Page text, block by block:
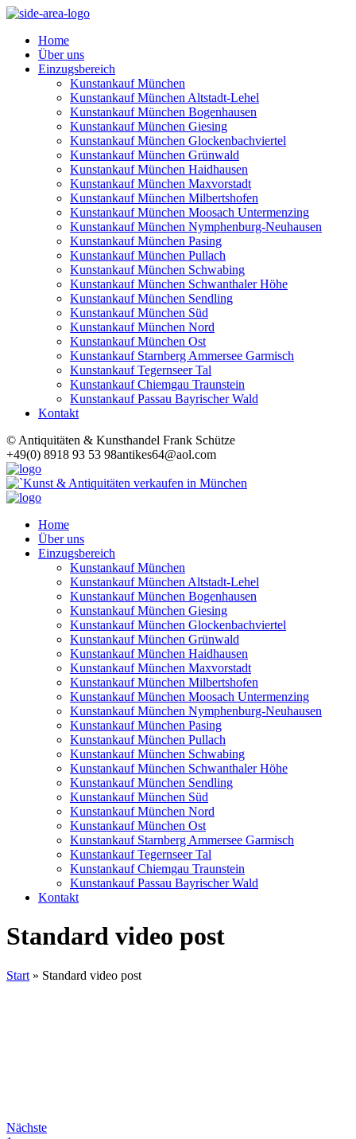
Home
Über uns
Einzugsbereich
Kunstankauf München
Kunstankauf München Altstadt-Lehel
Kunstankauf München Bogenhausen
Kunstankauf München Giesing
Kunstankauf München Glockenbachviertel
Kunstankauf München Grünwald
Kunstankauf München Haidhausen
Kunstankauf München Maxvorstadt
Kunstankauf München Milbertshofen
Kunstankauf München Moosach Untermenzing
Kunstankauf München Nymphenburg-Neuhausen
Kunstankauf München Pasing
Kunstankauf München Pullach
Kunstankauf München Schwabing
Kunstankauf München Schwanthaler Höhe
Kunstankauf München Sendling
Kunstankauf München Süd
Kunstankauf München Nord
Kunstankauf München Ost
Kunstankauf Starnberg Ammersee Garmisch
Kunstankauf Tegernseer Tal
Kunstankauf Chiemgau Traunstein
Kunstankauf Passau Bayrischer Wald
Kontakt
© Antiquitäten & Kunsthandel Frank Schütze
+49(0) 8918 93 53 98antikes64@aol.com
Home
Über uns
Einzugsbereich
Kunstankauf München
Kunstankauf München Altstadt-Lehel
Kunstankauf München Bogenhausen
Kunstankauf München Giesing
Kunstankauf München Glockenbachviertel
Kunstankauf München Grünwald
Kunstankauf München Haidhausen
Kunstankauf München Maxvorstadt
Kunstankauf München Milbertshofen
Kunstankauf München Moosach Untermenzing
Kunstankauf München Nymphenburg-Neuhausen
Kunstankauf München Pasing
Kunstankauf München Pullach
Kunstankauf München Schwabing
Kunstankauf München Schwanthaler Höhe
Kunstankauf München Sendling
Kunstankauf München Süd
Kunstankauf München Nord
Kunstankauf München Ost
Kunstankauf Starnberg Ammersee Garmisch
Kunstankauf Tegernseer Tal
Kunstankauf Chiemgau Traunstein
Kunstankauf Passau Bayrischer Wald
Kontakt
Standard video post
Start » Standard video post
Nächste